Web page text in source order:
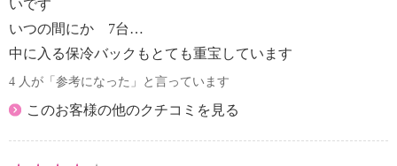
５、９０ｃｍ
・キャスター：約径６ｃｍ
・Ａ４サイズ：可
・バッグ、フレーム：約２．４ｋｇ
・バッグのみ：約６８０ｇ
いです
いつの間にか 7台…
中に入る保冷バックもとても重宝しています
4 人が「参考になった」と言っています
このお客様の他のクチコミを見る